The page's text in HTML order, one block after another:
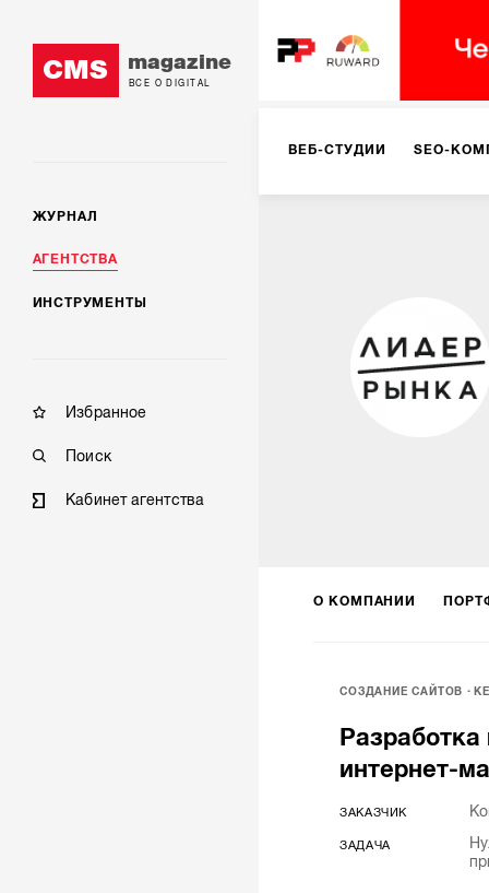
CMS magazine
ВСЕ О DIGITAL
ЖУРНАЛ
АГЕНТСТВА
ИНСТРУМЕНТЫ
Избранное
Поиск
Кабинет агентства
ВЕБ-СТУДИИ SEO-
О КОМПАНИИ
СОЗДАНИЕ САЙТОВ
интернет-
ЗАКАЗЧИК
ЗАДАЧА